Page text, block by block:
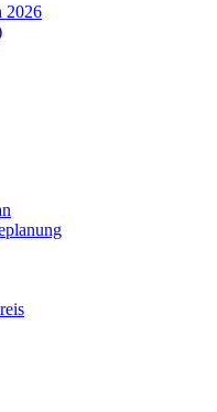
2026